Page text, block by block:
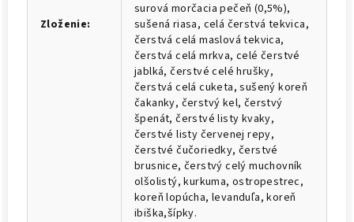
Zloženie:
surová morčacia pečeň (0,5%),
sušená riasa, celá čerstvá tekvica,
čerstvá celá maslová tekvica,
čerstvá celá mrkva, celé čerstvé
jablká, čerstvé celé hrušky,
čerstvá celá cuketa, sušený koreň
čakanky, čerstvý kel, čerstvý
špenát, čerstvé listy kvaky,
čerstvé listy červenej repy,
čerstvé čučoriedky, čerstvé
brusnice, čerstvý celý muchovník
olšolistý, kurkuma, ostropestrec,
koreň lopúcha, levanduľa, koreň
ibiška,šípky.